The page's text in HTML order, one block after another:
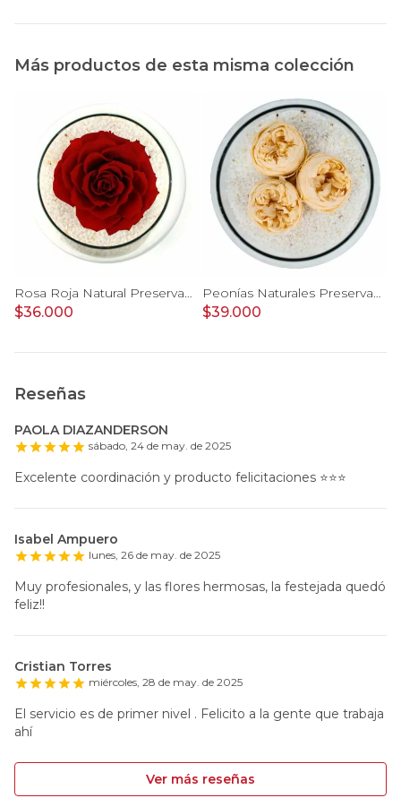
Más productos de esta misma colección
Rosa Roja Natural Preservada - rosa preservada en pecera vidrio con piedrecitas
$36.000
Peonías Naturales Preservadas - tres peonías preservadas en pecera vidrio con piedrecitas
$39.000
Reseñas
PAOLA DIAZANDERSON
sábado, 24 de may. de 2025
Excelente coordinación y producto felicitaciones ⭐️⭐️⭐️
Isabel Ampuero
lunes, 26 de may. de 2025
Muy profesionales, y las flores hermosas, la festejada quedó
feliz!!
Cristian Torres
miércoles, 28 de may. de 2025
El servicio es de primer nivel . Felicito a la gente que trabaja
ahí
Ver más reseñas